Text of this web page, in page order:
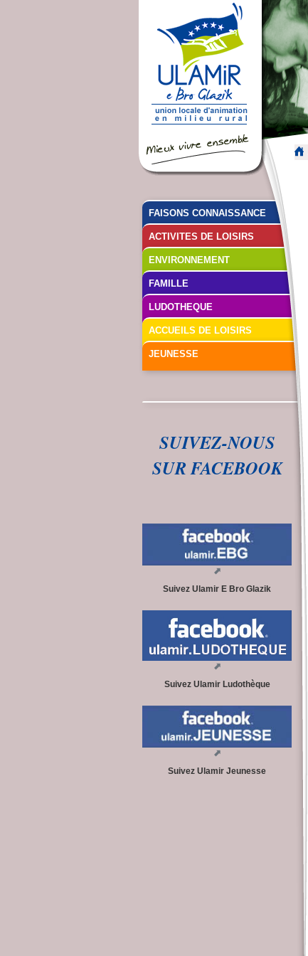
FAISONS CONNAISSANCE
ACTIVITES DE LOISIRS
ENVIRONNEMENT
FAMILLE
LUDOTHEQUE
ACCUEILS DE LOISIRS
JEUNESSE
SUIVEZ-NOUS
SUR FACEBOOK
Suivez Ulamir E Bro Glazik
Suivez Ulamir Ludothèque
Suivez Ulamir Jeunesse